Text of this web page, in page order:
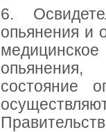
6.
опьянения и
состояние